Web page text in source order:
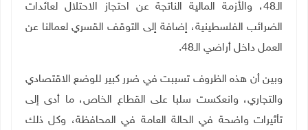
الـ48، والأزمة المالية الناتجة عن احتجاز الاحتلال لعائدات
الضرائب الفلسطينية، إضافة إلى التوقف القسري لعمالنا عن
العمل داخل أراضي الـ48.
وبين أن هذه الظروف تسببت في ضرر كبير للوضع الاقتصادي
والتجاري، وانعكست سلبا على القطاع الخاص، ما أدى إلى
تأثيرات واضحة في الحالة العامة في المحافظة، وكل ذلك